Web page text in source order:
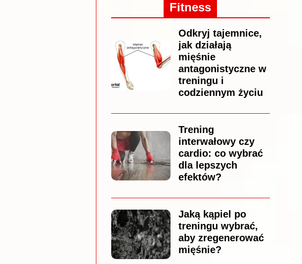
Fitness
Odkryj tajemnice,
jak działają
mięśnie
antagonistyczne w
treningu i
codziennym życiu
Trening
interwałowy czy
cardio: co wybrać
dla lepszych
efektów?
Jaką kąpiel po
treningu wybrać,
aby zregenerować
mięśnie?